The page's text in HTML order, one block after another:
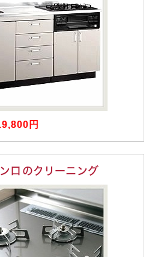
円
ロのクリーニング